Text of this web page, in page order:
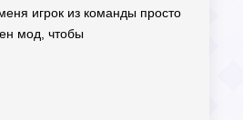
игрок из команды просто
мод, чтобы